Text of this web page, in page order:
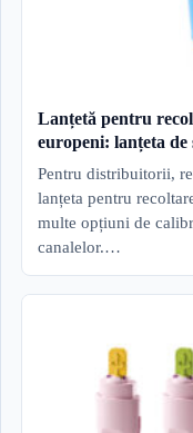
Lanțetă pentru
europeni: lanțeta
Pentru distribuitorii,
lanțeta pentru
multe opțiuni de
canalelor.…